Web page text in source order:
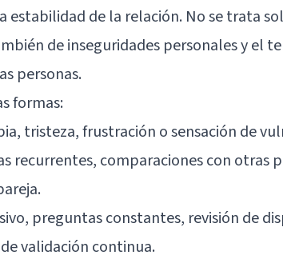
estabilidad de la relación. No se trata
de inseguridades personales y el
personas.
formas:
tristeza, frustración o sensación de
recurrentes, comparaciones con otras
preguntas constantes, revisión de
validación continua.